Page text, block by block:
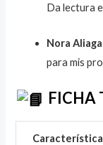
Da lectura
Nora
para mis
FICHA
Característica